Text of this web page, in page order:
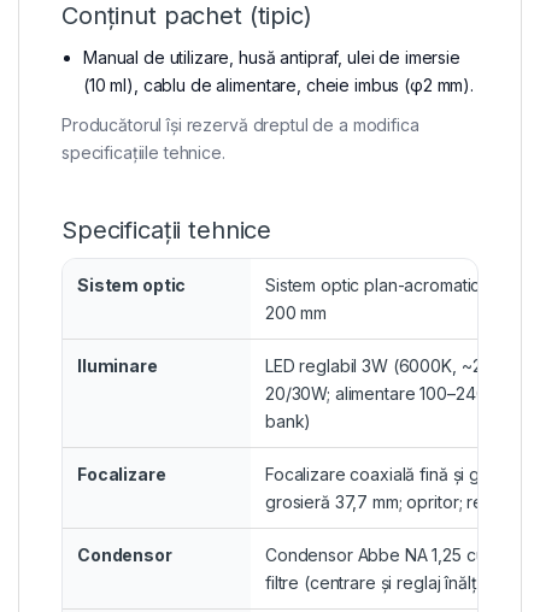
Conținut pachet (tipic)
Manual de utilizare, husă antipraf, ulei de imersie
(10 ml), cablu de alimentare, cheie imbus (φ2 mm).
Producătorul își rezervă dreptul de a modifica
specificațiile tehnice.
Specificații tehnice
Sistem optic
Sistem optic plan-acromatic
200 mm
Iluminare
LED reglabil 3W (6000K, ~28.000
20/30W; alimentare 100–240 V
bank)
Focalizare
Focalizare coaxială fină și
grosieră 37,7 mm; opritor; reglaj
Condensor
Condensor Abbe NA 1,25 cu
filtre (centrare și reglaj înălțime)